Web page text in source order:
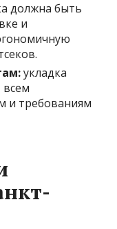
должна быть
и
укладка
всем
и требованиям